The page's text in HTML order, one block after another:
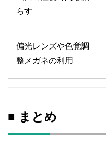
らす
偏光レンズや色覚調
整メガネの利用
■ まとめ